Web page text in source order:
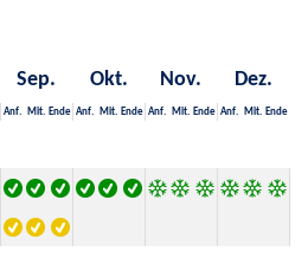
Sep. Okt. Nov. Dez.
Anf. Mit. Ende Anf. Mit. Ende Anf. Mit. Ende Anf. Mit. Ende